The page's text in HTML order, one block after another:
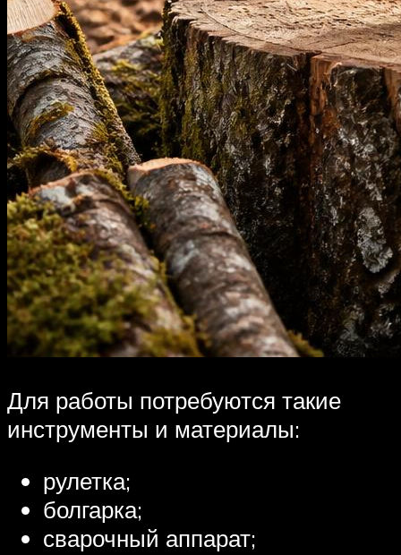
Для работы потребуются такие
инструменты и материалы:
рулетка;
болгарка;
сварочный аппарат;